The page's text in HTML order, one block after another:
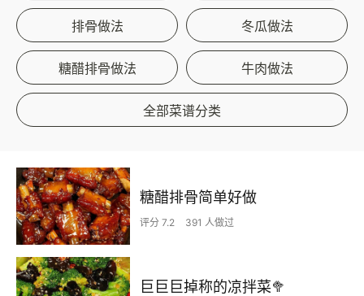
排骨做法 冬瓜做法
糖醋排骨做法 牛肉做法
全部菜谱分类
糖醋排骨简单好做
评分 7.2 391 人做过
巨巨巨掉称的凉拌菜🥦